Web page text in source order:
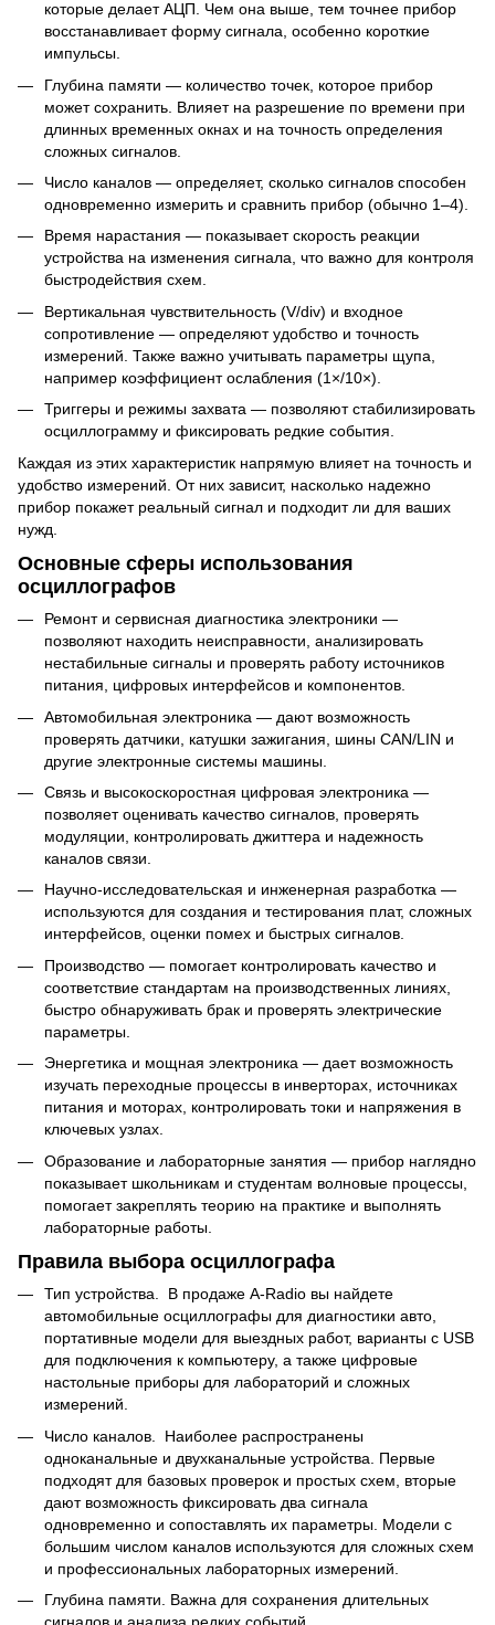
которые делает АЦП. Чем она выше, тем точнее прибор
восстанавливает форму сигнала, особенно короткие
импульсы.
Глубина памяти — количество точек, которое прибор
может сохранить. Влияет на разрешение по времени при
длинных временных окнах и на точность определения
сложных сигналов.
Число каналов — определяет, сколько сигналов способен
одновременно измерить и сравнить прибор (обычно 1–4).
Время нарастания — показывает скорость реакции
устройства на изменения сигнала, что важно для контроля
быстродействия схем.
Вертикальная чувствительность (V/div) и входное
сопротивление — определяют удобство и точность
измерений. Также важно учитывать параметры щупа,
например коэффициент ослабления (1×/10×).
Триггеры и режимы захвата — позволяют стабилизировать
осциллограмму и фиксировать редкие события.
Каждая из этих характеристик напрямую влияет на точность и
удобство измерений. От них зависит, насколько надежно
прибор покажет реальный сигнал и подходит ли для ваших
нужд.
Основные сферы использования
осциллографов
Ремонт и сервисная диагностика электроники —
позволяют находить неисправности, анализировать
нестабильные сигналы и проверять работу источников
питания, цифровых интерфейсов и компонентов.
Автомобильная электроника — дают возможность
проверять датчики, катушки зажигания, шины CAN/LIN и
другие электронные системы машины.
Связь и высокоскоростная цифровая электроника —
позволяет оценивать качество сигналов, проверять
модуляции, контролировать джиттера и надежность
каналов связи.
Научно-исследовательская и инженерная разработка —
используются для создания и тестирования плат, сложных
интерфейсов, оценки помех и быстрых сигналов.
Производство — помогает контролировать качество и
соответствие стандартам на производственных линиях,
быстро обнаруживать брак и проверять электрические
параметры.
Энергетика и мощная электроника — дает возможность
изучать переходные процессы в инверторах, источниках
питания и моторах, контролировать токи и напряжения в
ключевых узлах.
Образование и лабораторные занятия — прибор наглядно
показывает школьникам и студентам волновые процессы,
помогает закреплять теорию на практике и выполнять
лабораторные работы.
Правила выбора осциллографа
Тип устройства. В продаже A-Radio вы найдете
автомобильные осциллографы для диагностики авто,
портативные модели для выездных работ, варианты с USB
для подключения к компьютеру, а также цифровые
настольные приборы для лабораторий и сложных
измерений.
Число каналов. Наиболее распространены
одноканальные и двухканальные устройства. Первые
подходят для базовых проверок и простых схем, вторые
дают возможность фиксировать два сигнала
одновременно и сопоставлять их параметры. Модели с
большим числом каналов используются для сложных схем
и профессиональных лабораторных измерений.
Глубина памяти. Важна для сохранения длительных